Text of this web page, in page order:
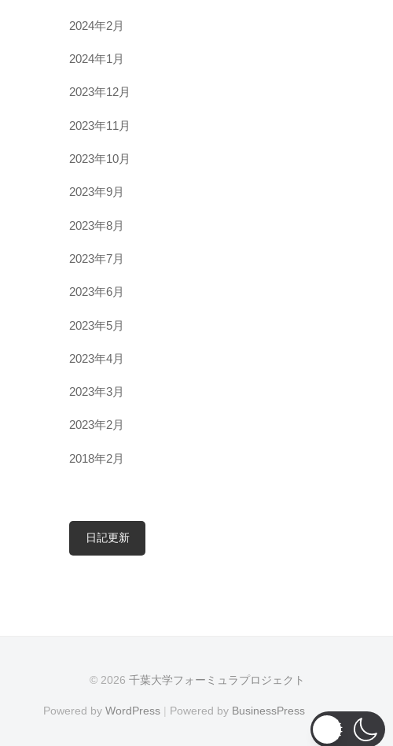
2024年2月
2024年1月
2023年12月
2023年11月
2023年10月
2023年9月
2023年8月
2023年7月
2023年6月
2023年5月
2023年4月
2023年3月
2023年2月
2018年2月
日記更新
© 2026 千葉大学フォーミュラプロジェクト
Powered by WordPress | Powered by BusinessPress